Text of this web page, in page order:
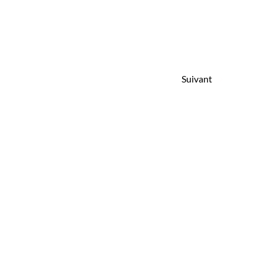
Suivant